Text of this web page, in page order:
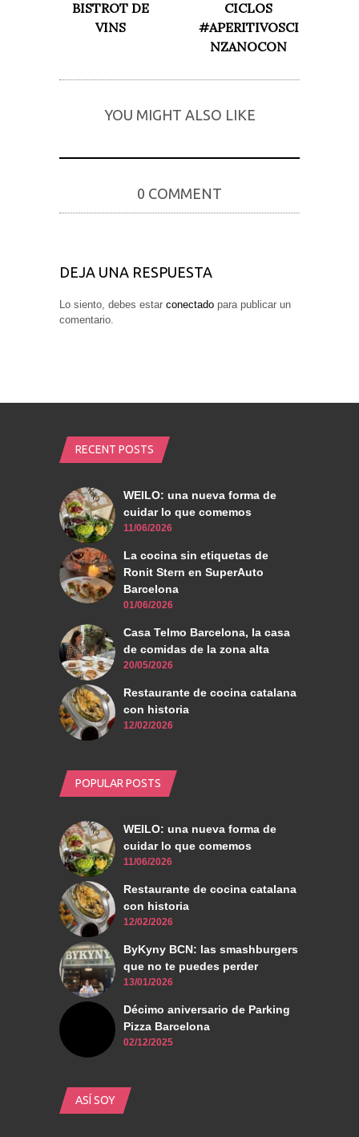
BISTROT DE
VINS
CICLOS
#APERITIVOSCI
NZANOCON
YOU MIGHT ALSO LIKE
0 COMMENT
DEJA UNA RESPUESTA
Lo siento, debes estar conectado para publicar un
comentario.
RECENT POSTS
WEILO: una nueva forma de
cuidar lo que comemos
11/06/2026
La cocina sin etiquetas de
Ronit Stern en SuperAuto
Barcelona
01/06/2026
Casa Telmo Barcelona, la casa
de comidas de la zona alta
20/05/2026
Restaurante de cocina catalana
con historia
12/02/2026
POPULAR POSTS
WEILO: una nueva forma de
cuidar lo que comemos
11/06/2026
Restaurante de cocina catalana
con historia
12/02/2026
ByKyny BCN: las smashburgers
que no te puedes perder
13/01/2026
Décimo aniversario de Parking
Pizza Barcelona
02/12/2025
ASÍ SOY